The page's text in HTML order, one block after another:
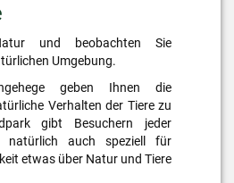
und beobachten Sie
Umgebung.
geben Ihnen die
Verhalten der Tiere zu
gibt Besuchern jeder
natürlich auch speziell für
etwas über Natur und Tiere